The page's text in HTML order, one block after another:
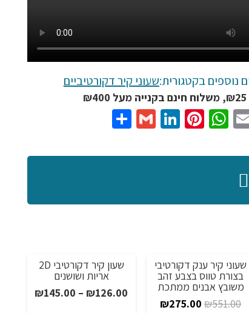
נוספים בקטגורית:שעוני קיר דקורטיביים
Email
WhatsApp
Pinterest
LinkedIn
Gmail
מבצע!
שעוני קיר ענק דקורטיבי
בצורת טווס בצבע זהב
משובץ אבנים ממתכת
₪551.00
המחיר ₪275.00
המחיר
מבצע! שעון קיר דקורטיבי 2D
אריות ושושנים
₪126.00
–
₪145.00
טווח